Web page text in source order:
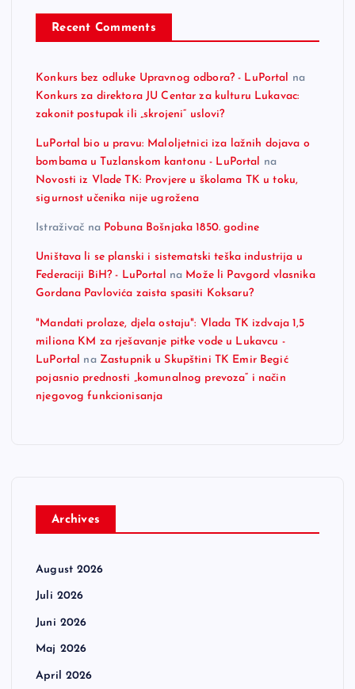
Recent Comments
Konkurs bez odluke Upravnog odbora? - LuPortal na
Konkurs za direktora JU Centar za kulturu Lukavac:
zakonit postupak ili „skrojeni“ uslovi?
LuPortal bio u pravu: Maloljetnici iza lažnih dojava o
bombama u Tuzlanskom kantonu - LuPortal na
Novosti iz Vlade TK: Provjere u školama TK u toku,
sigurnost učenika nije ugrožena
Istraživač na Pobuna Bošnjaka 1850. godine
Uništava li se planski i sistematski teška industrija u
Federaciji BiH? - LuPortal na Može li Pavgord vlasnika
Gordana Pavlovića zaista spasiti Koksaru?
"Mandati prolaze, djela ostaju": Vlada TK izdvaja 1,5
miliona KM za rješavanje pitke vode u Lukavcu -
LuPortal na Zastupnik u Skupštini TK Emir Begić
pojasnio prednosti „komunalnog prevoza“ i način
njegovog funkcionisanja
Archives
August 2026
Juli 2026
Juni 2026
Maj 2026
April 2026